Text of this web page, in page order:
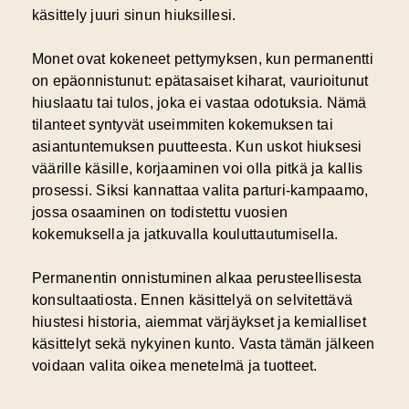
käsittely juuri sinun hiuksillesi.
Monet ovat kokeneet pettymyksen, kun permanentti
on epäonnistunut: epätasaiset kiharat, vaurioitunut
hiuslaatu tai tulos, joka ei vastaa odotuksia. Nämä
tilanteet syntyvät useimmiten kokemuksen tai
asiantuntemuksen puutteesta. Kun uskot hiuksesi
väärille käsille, korjaaminen voi olla pitkä ja kallis
prosessi. Siksi kannattaa valita parturi-kampaamo,
jossa osaaminen on todistettu vuosien
kokemuksella ja jatkuvalla kouluttautumisella.
Permanentin onnistuminen alkaa perusteellisesta
konsultaatiosta. Ennen käsittelyä on selvitettävä
hiustesi historia, aiemmat värjäykset ja kemialliset
käsittelyt sekä nykyinen kunto. Vasta tämän jälkeen
voidaan valita oikea menetelmä ja tuotteet.